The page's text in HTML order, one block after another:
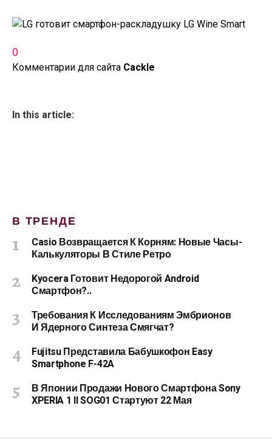
0
Комментарии для сайта Cackle
In this article:
В ТРЕНДЕ
Casio Возвращается К Корням: Новые Часы-
Калькуляторы В Стиле Ретро
Kyocera Готовит Недорогой Android
Смартфон?..
Требования К Исследованиям Эмбрионов
И Ядерного Синтеза Смягчат?
Fujitsu Представила Бабушкофон Easy
Smartphone F-42A
В Японии Продажи Нового Смартфона Sony
XPERIA 1 II SOG01 Стартуют 22 Мая